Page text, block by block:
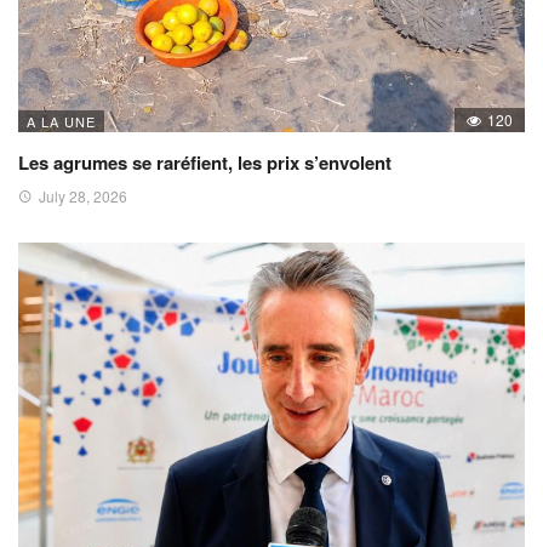
A LA UNE 120
Les agrumes se raréfient, les prix s’envolent
July 28, 2026